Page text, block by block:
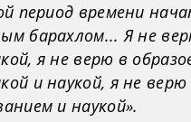
период времени
барахлом... Я не
я не верю в
и наукой, я не
и наукой».